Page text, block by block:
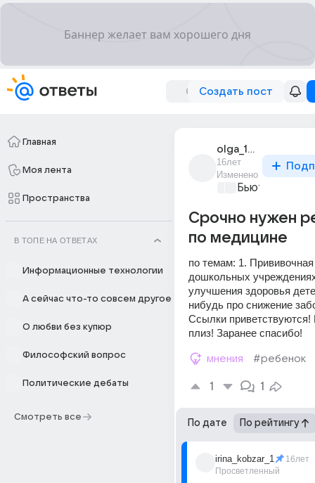
Создать пост
Главная
Моя лента
Пространства
В ТОПЕ НА ОТВЕТАХ
Информационные технологии
А сейчас что-то совсем другое
О любви без купюр
Философский вопрос
Политические дебаты
Смотреть все
olga_12320
16лет
Изменено
Бьютилэнд
Срочно нужен
по медицине
по темам: 1.
дошкольных
улучшения здоровья
нибудь про снижение
Ссылки приветствуются!
плиз! Заранее спасибо!
мнения #ребенок
1 1
По дате По рейтингу
irina_kobzar_1
Просветленный
16лет